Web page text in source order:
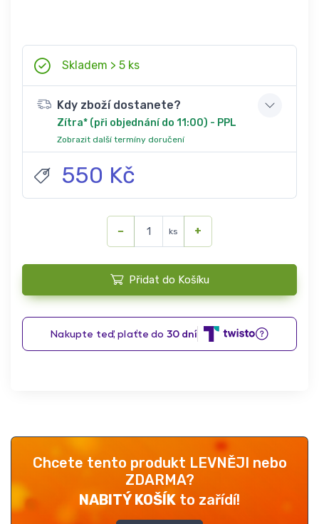
Skladem > 5 ks
Kdy zboží dostanete?
Zítra* (při objednání do 11:00) - PPL
Zobrazit další termíny doručení
550 Kč
− ks +
Přidat do Košíku
Chcete tento produkt LEVNĚJI nebo
ZDARMA?
NABITÝ KOŠÍK to zařídí!